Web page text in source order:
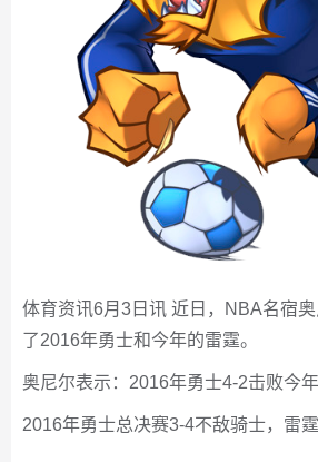
体育资讯6月3日讯 近日，NBA名宿
了2016年勇士和今年的雷霆。
奥尼尔表示：2016年勇士4-2击败今年
2016年勇士总决赛3-4不敌骑士，雷